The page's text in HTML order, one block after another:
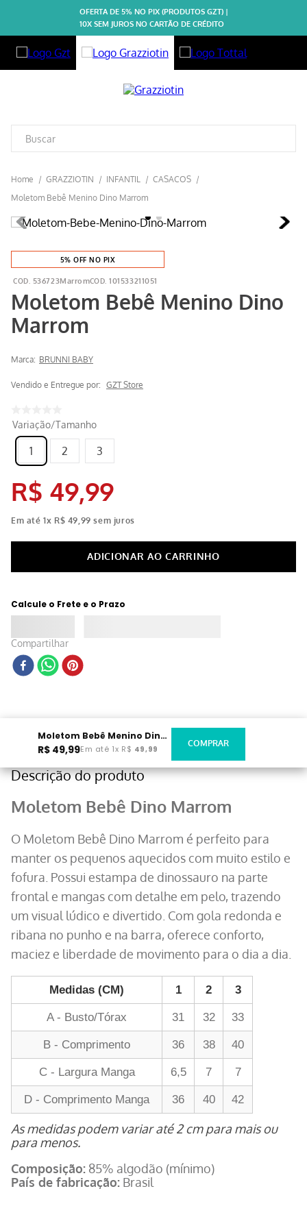
OFERTA DE 5% NO PIX (PRODUTOS GZT) |
10X SEM JUROS NO CARTÃO DE CRÉDITO
GRAZZIOTIN INFANTIL
CASACOS
Moletom Bebê Menino Dino Marrom
5% OFF NO PIX
536723Marrom 101533211051
Moletom Bebê Menino Dino
Marrom
Marca: BRUNNI BABY
Vendido e Entregue por: GZT Store
Variação/Tamanho
1 2 3
R$ 49,99
Em até1x R$ 49 99 sem juros
Calcule o Frete e o Prazo
Compartilhar
Moletom Bebê Menino Dino Marrom
R$ 49,99Em até 1x R$ 49,99
Descrição do produto
Moletom Bebê Dino Marrom
O Moletom Bebê Dino Marrom é perfeito para
manter os pequenos aquecidos com muito estilo e
fofura. Possui estampa de dinossauro na parte
frontal e mangas com detalhe em pelo, trazendo
um visual lúdico e divertido. Com gola redonda e
ribana no punho e na barra, oferece conforto,
maciez e liberdade de movimento para o dia a dia.
Medidas (CM) 1 2 3
A - Busto/Tórax 31 32 33
B - Comprimento 36 38 40
C - Largura Manga 6,5 7 7
D - Comprimento Manga 36 40 42
As medidas podem variar até 2 cm para mais ou
para menos.
Composição: 85% algodão (mínimo)
País de fabricação: Brasil